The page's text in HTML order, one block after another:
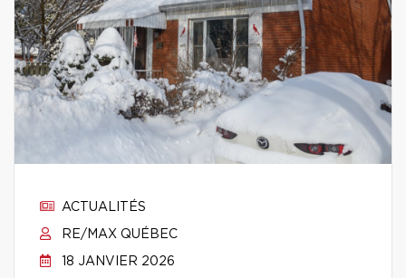
ACTUALITÉS
RE/MAX QUÉBEC
18 JANVIER 2026